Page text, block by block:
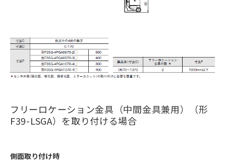
フリーロケーション金具（中間金具兼用）（形
F39-LSGA）を取り付ける場合
側面取り付け時